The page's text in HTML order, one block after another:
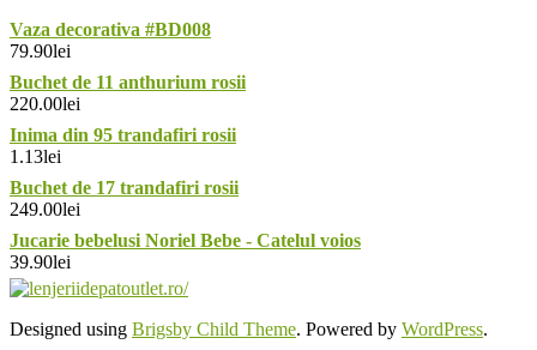
Vaza decorativa #BD008
79.90lei
Buchet de 11 anthurium rosii
220.00lei
Inima din 95 trandafiri rosii
1.13lei
Buchet de 17 trandafiri rosii
249.00lei
Jucarie bebelusi Noriel Bebe - Catelul voios
39.90lei
Designed using Brigsby Child Theme. Powered by WordPress.